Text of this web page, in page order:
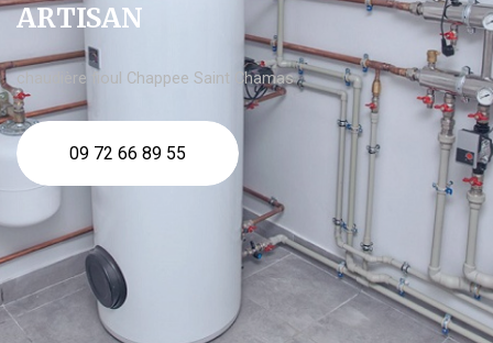
ARTISAN
chaudière fioul Chappee Saint Chamas
09 72 66 89 55